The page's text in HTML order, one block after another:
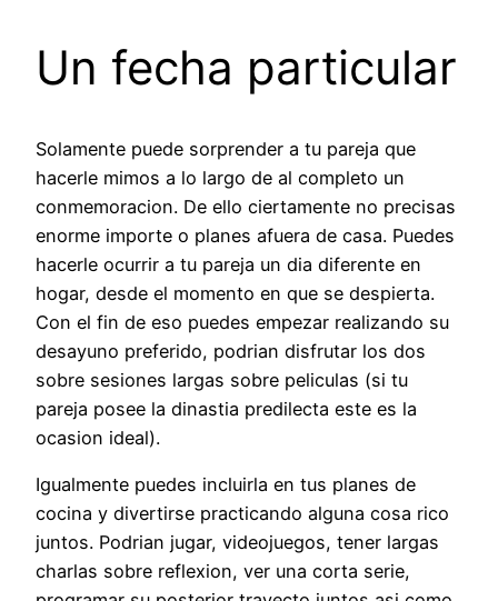
Un fecha particular
Solamente puede sorprender a tu pareja que
hacerle mimos a lo largo de al completo un
conmemoracion. De ello ciertamente no precisas
enorme importe o planes afuera de casa. Puedes
hacerle ocurrir a tu pareja un dia diferente en
hogar, desde el momento en que se despierta.
Con el fin de eso puedes empezar realizando su
desayuno preferido, podri­an disfrutar los dos
sobre sesiones largas sobre peliculas (si tu
pareja posee la dinastia predilecta este es la
ocasion ideal).
Igualmente puedes incluirla en tus planes de
cocina y divertirse practicando alguna cosa rico
juntos. Podri­an jugar, videojuegos, tener largas
charlas sobre reflexion, ver una corta serie,